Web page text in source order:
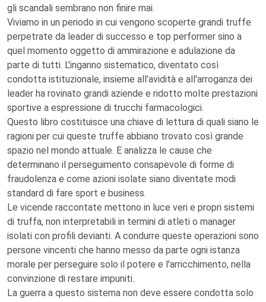
gli scandali sembrano non finire mai.
Viviamo in un periodo in cui vengono scoperte grandi truffe
perpetrate da leader di successo e top performer sino a
quel momento oggetto di ammirazione e adulazione da
parte di tutti. L'inganno sistematico, diventato così
condotta istituzionale, insieme all'avidità e all'arroganza dei
leader ha rovinato grandi aziende e ridotto molte prestazioni
sportive a espressione di trucchi farmacologici.
Questo libro costituisce una chiave di lettura di quali siano le
ragioni per cui queste truffe abbiano trovato così grande
spazio nel mondo attuale. E analizza le cause che
determinano il perseguimento consapevole di forme di
fraudolenza e come azioni isolate siano diventate modi
standard di fare sport e business.
Le vicende raccontate mettono in luce veri e propri sistemi
di truffa, non interpretabili in termini di atleti o manager
isolati con profili devianti. A condurre queste operazioni sono
persone vincenti che hanno messo da parte ogni istanza
morale per perseguire solo il potere e l'arricchimento, nella
convinzione di restare impuniti.
La guerra a questo sistema non deve essere condotta solo